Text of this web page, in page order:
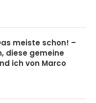
meiste schon! –
diese gemeine
ich von Marco